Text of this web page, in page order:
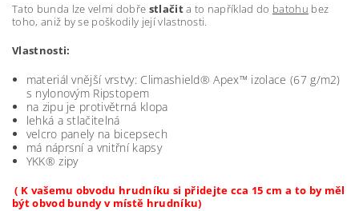
Tato bunda lze velmi dobře stlačita to například do batohu bez
toho, aniž by se poškodily její vlastnosti.
Vlastnosti:
materiál vnější vrstvy: Climashield® Apex™ izolace (67 g/m2)
s nylonovým Ripstopem
na zipu je protivětrná klopa
lehká a stlačitelná
velcro panely na bicepsech
má náprsní a vnitřní kapsy
YKK® zipy
( K vašemu obvodu hrudníku si přidejte cca 15 cm a to by měl
být obvod bundy v místě hrudníku)